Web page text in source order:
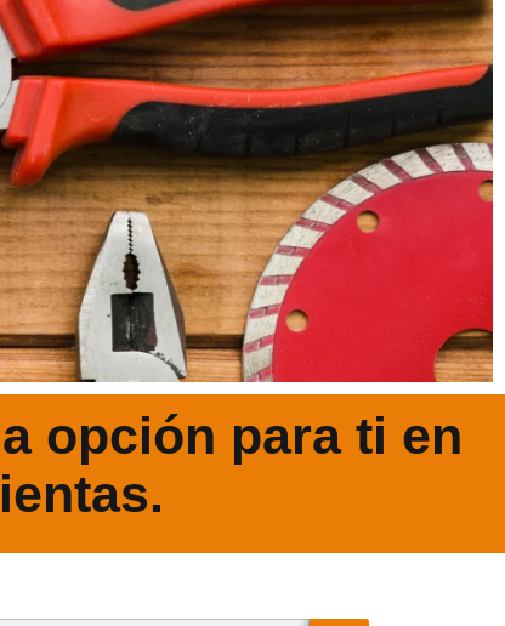
opción para ti en